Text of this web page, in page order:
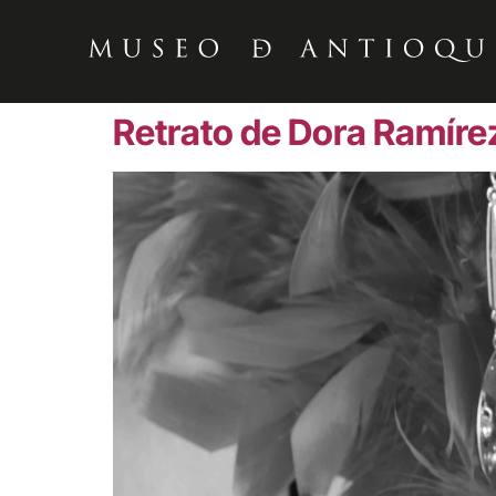
Retrato de Dora